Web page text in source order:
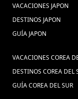
Recorrido
Viajes en
viagem ao Camboja
Luang Prabang (2) ,
Ferias no
viaje en familia
Trajes
VACACIONES JAPON
DESTINOS JAPON
GUÍA JAPON
VACACIONES COREA
DESTINOS COREA DEL
GUÍA COREA DEL SUR